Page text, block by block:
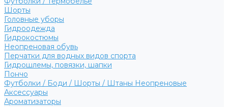
Шорты
Головные уборы
Гидроодежда
Гидрокостюмы
Неопреновая обувь
Перчатки для водных видов спорта
Гидрошлемы, повязки, шапки
Пончо
Футболки / Боди / Шорты / Штаны Неопреновые
Аксессуары
Ароматизаторы